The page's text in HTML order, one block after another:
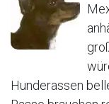
Hunderassen